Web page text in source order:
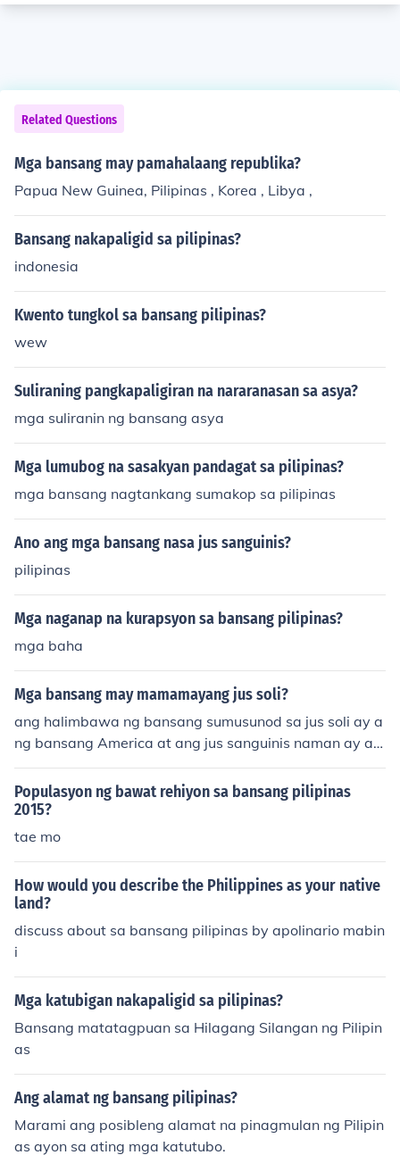
Related Questions
Mga bansang may pamahalaang republika?
Papua New Guinea, Pilipinas , Korea , Libya ,
Bansang nakapaligid sa pilipinas?
indonesia
Kwento tungkol sa bansang pilipinas?
wew
Suliraning pangkapaligiran na nararanasan sa asya?
mga suliranin ng bansang asya
Mga lumubog na sasakyan pandagat sa pilipinas?
mga bansang nagtankang sumakop sa pilipinas
Ano ang mga bansang nasa jus sanguinis?
pilipinas
Mga naganap na kurapsyon sa bansang pilipinas?
mga baha
Mga bansang may mamamayang jus soli?
ang halimbawa ng bansang sumusunod sa jus soli ay a
ng bansang America at ang jus sanguinis naman ay an
g bansang pilipinas
Populasyon ng bawat rehiyon sa bansang pilipinas
2015?
tae mo
How would you describe the Philippines as your native
land?
discuss about sa bansang pilipinas by apolinario mabin
i
Mga katubigan nakapaligid sa pilipinas?
Bansang matatagpuan sa Hilagang Silangan ng Pilipin
as
Ang alamat ng bansang pilipinas?
Marami ang posibleng alamat na pinagmulan ng Pilipin
as ayon sa ating mga katutubo.